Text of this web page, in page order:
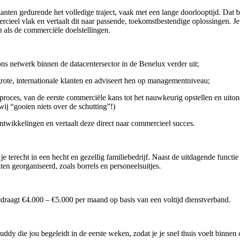
gedurende het volledige traject, vaak met een lange doorlooptijd.
vlak en vertaalt dit naar passende, toekomstbestendige oplossingen.
de commerciële doelstellingen.
netwerk binnen de datacentersector in de Benelux verder uit;
internationale klanten en adviseert hen op managementniveau;
van de eerste commerciële kans tot het nauwkeurig opstellen en
“gooien niets over de schutting”!)
en vertaalt deze direct naar commercieel succes.
in een hecht en gezellig familiebedrijf. Naast de uitdagende
georganiseerd, zoals borrels en personeelsuitjes.
€4.000 – €5.000 per maand op basis van een voltijd dienstverband.
die jou begeleidt in de eerste weken, zodat je je snel thuis voelt binnen